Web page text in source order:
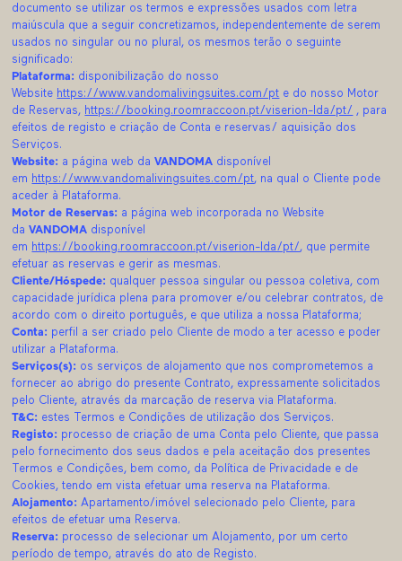
documento se utilizar os termos e expressões usados com letra
maiúscula que a seguir concretizamos, independentemente de serem
usados no singular ou no plural, os mesmos terão o seguinte
significado:
Plataforma: disponibilização do nosso
Website https://www.vandomalivingsuites.com/pt e do nosso Motor
de Reservas, https://booking.roomraccoon.pt/viserion-lda/pt/ , para
efeitos de registo e criação de Conta e reservas/ aquisição dos
Serviços.
Website: a página web daVANDOMA disponível
em https://www.vandomalivingsuites.com/pt, na qual o Cliente pode
aceder à Plataforma.
Motor de Reservas: a página web incorporada no Website
daVANDOMA disponível
em https://booking.roomraccoon.pt/viserion-lda/pt/, que permite
efetuar as reservas e gerir as mesmas.
Cliente/Hóspede: qualquer pessoa singular ou pessoa coletiva, com
capacidade jurídica plena para promover e/ou celebrar contratos, de
acordo com o direito português, e que utiliza a nossa Plataforma;
Conta: perfil a ser criado pelo Cliente de modo a ter acesso e poder
utilizar a Plataforma.
Serviços(s): os serviços de alojamento que nos comprometemos a
fornecer ao abrigo do presente Contrato, expressamente solicitados
pelo Cliente, através da marcação de reserva via Plataforma.
T&C: estes Termos e Condições de utilização dos Serviços.
Registo: processo de criação de uma Conta pelo Cliente, que passa
pelo fornecimento dos seus dados e pela aceitação dos presentes
Termos e Condições, bem como, da Política de Privacidade e de
Cookies, tendo em vista efetuar uma reserva na Plataforma.
Alojamento:Apartamento/imóvel selecionado pelo Cliente, para
efeitos de efetuar uma Reserva.
Reserva: processo de selecionar um Alojamento, por um certo
período de tempo, através do ato de Registo.